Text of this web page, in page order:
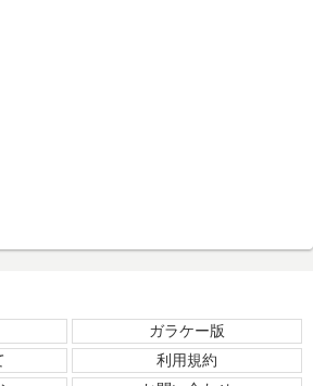
ガラケー版
利用規約